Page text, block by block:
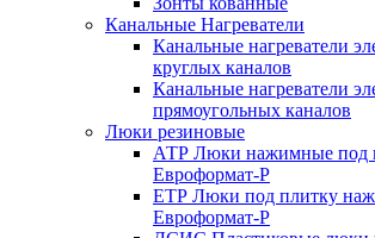
Канальные Нагреватели
Канальные нагреватели
круглых каналов
Канальные нагреватели
прямоугольных каналов
Люки резиновые
АТР Люки нажимные под
Евроформат-Р
ЕТР Люки под плитку
Евроформат-Р